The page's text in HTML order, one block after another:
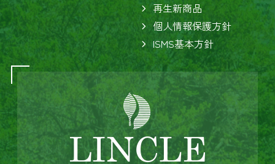
再生新商品
個人情報保護方針
ISMS基本方針